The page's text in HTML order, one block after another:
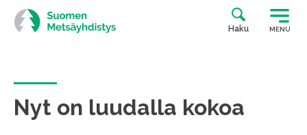
Siirry
suoraan
sisältöön
Haku MENU
Nyt on luudalla kokoa